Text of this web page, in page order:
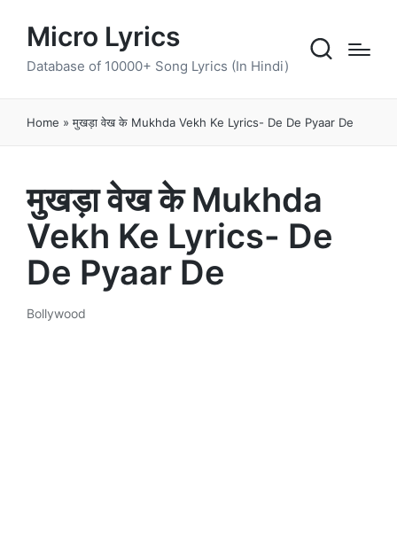
Micro Lyrics
Database of 10000+ Song Lyrics (In Hindi)
Home »मुखड़ा वेख के Mukhda Vekh Ke Lyrics- De De Pyaar De
मुखड़ा वेख के Mukhda
Vekh Ke Lyrics- De
De Pyaar De
Posted
Bollywood